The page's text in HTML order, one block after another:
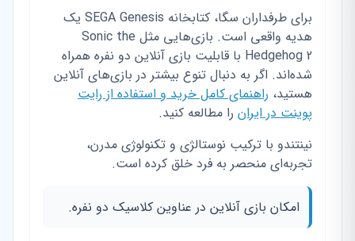
برای طرفداران سگا، کتابخانه SEGA Genesis یک
هدیه واقعی است. بازی‌هایی مثل Sonic the
Hedgehog 2 با قابلیت بازی آنلاین دو نفره همراه
شده‌اند. اگر به دنبال تنوع بیشتر در بازی‌های آنلاین
هستید، راهنمای کامل خرید و استفاده از رایت
پوینت در ایران را مطالعه کنید.
نینتندو با ترکیب نوستالژی و تکنولوژی مدرن،
تجربه‌ای منحصر به فرد خلق کرده است.
امکان بازی آنلاین در عناوین کلاسیک دو نفره.